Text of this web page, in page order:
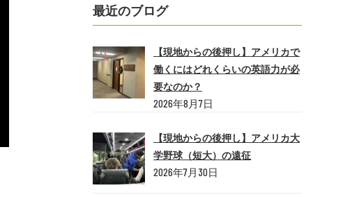
最近のブログ
【現地からの後押し】アメリカで
働くにはどれくらいの英語力が必
要なのか？
2026年8月7日
【現地からの後押し】アメリカ大
学野球（短大）の遠征
2026年7月30日